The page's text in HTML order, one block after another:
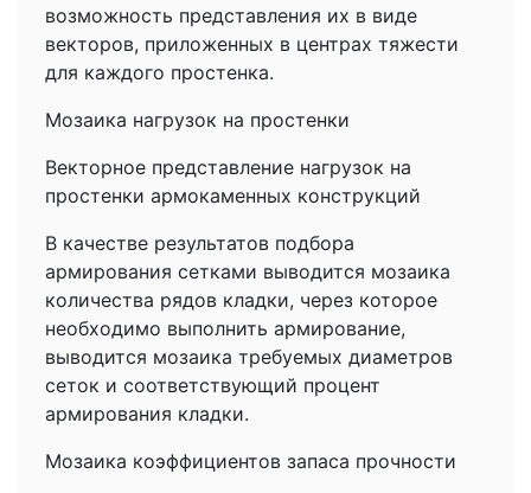
возможность представления их в виде
векторов, приложенных в центрах тяжести
для каждого простенка.
Мозаика нагрузок на простенки
Векторное представление нагрузок на
простенки армокаменных конструкций
В качестве результатов подбора
армирования сетками выводится мозаика
количества рядов кладки, через которое
необходимо выполнить армирование,
выводится мозаика требуемых диаметров
сеток и соответствующий процент
армирования кладки.
Мозаика коэффициентов запаса прочности